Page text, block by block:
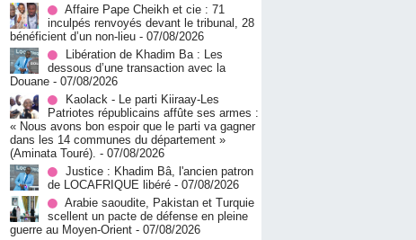
Affaire Pape Cheikh et cie : 71
inculpés renvoyés devant le tribunal, 28
bénéficient d’un non-lieu - 07/08/2026
Libération de Khadim Ba : Les
dessous d’une transaction avec la
Douane - 07/08/2026
Kaolack - Le parti Kiiraay-Les
Patriotes républicains affûte ses armes :
« Nous avons bon espoir que le parti va gagner
dans les 14 communes du département »
(Aminata Touré). - 07/08/2026
Justice : Khadim Bâ, l'ancien patron
de LOCAFRIQUE libéré - 07/08/2026
Arabie saoudite, Pakistan et Turquie
scellent un pacte de défense en pleine
guerre au Moyen-Orient - 07/08/2026